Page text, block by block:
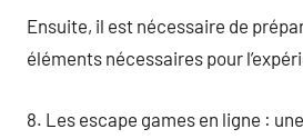
Ensuite, il est nécessaire de
éléments nécessaires pour
8. Les escape games en ligne :